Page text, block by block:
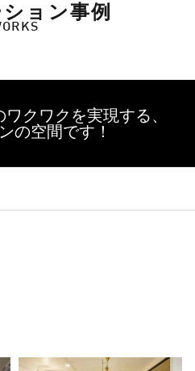
ョン事例
クワクを実現する、
の空間です！